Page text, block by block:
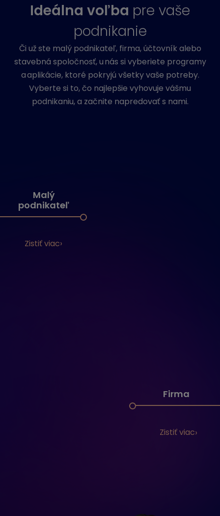
Ideálna voľba pre vaše
podnikanie
Či už ste malý podnikateľ, firma, účtovník alebo
stavebná spoločnosť, u nás si vyberiete programy
a aplikácie, ktoré pokryjú všetky vaše potreby.
Vyberte si to, čo najlepšie vyhovuje vášmu
podnikaniu, a začnite napredovať s nami.
Malý
podnikateľ
Zistiť viac
Firma
Zistiť viac